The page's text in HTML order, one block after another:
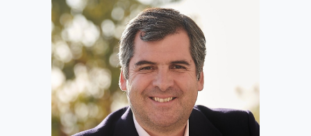
22 diciembre, 2020 noticias
FUNDACIÓN PAÍS DIGITAL PARTICIPA DE LA
PRIMERA VERSIÓN VIRTUAL DE LA
“HACKATHON FACH 2020”
La actividad, donde la organización
formó parte como partner, contó con
la presencia de Pelayo Covarrubias,
Presidente...